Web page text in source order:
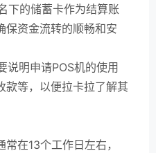
下的储蓄卡作为结算账
保资金流转的顺畅和安
说明申请POS机的使用
款等，以便拉卡拉了解其
在13个工作日左右，